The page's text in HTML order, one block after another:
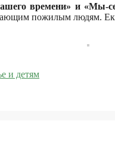
времени» и
пожилым людям.
и детям